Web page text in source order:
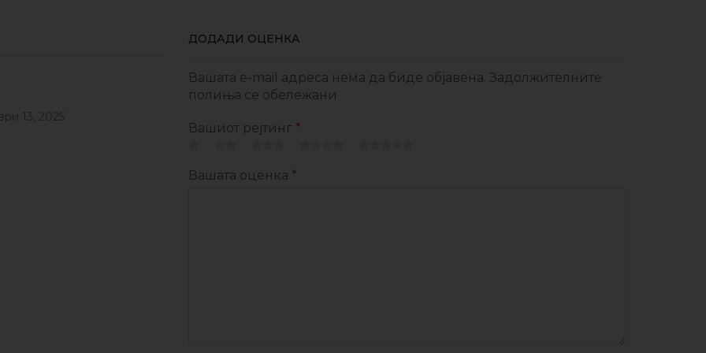
13, 2025
ДОДАДИ ОЦЕНКА
Вашата e-mail адреса нема да биде објавена. Задолжителните
полиња се обележани
Вашиот рејтинг *
Вашата оценка *